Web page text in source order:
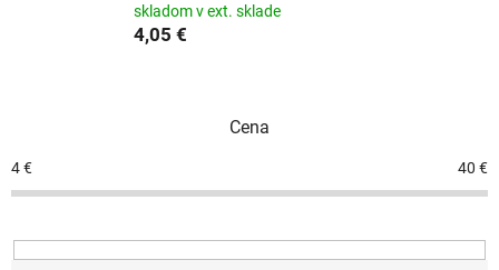
skladom v ext. sklade
4,05 €
Cena
4€ 40 €